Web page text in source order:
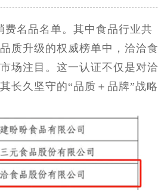
名品名单。其中食品行业共
质升级的权威榜单中，洽洽食
场注目。这一认证不仅是对洽
长久坚守的“品质＋品牌”战略